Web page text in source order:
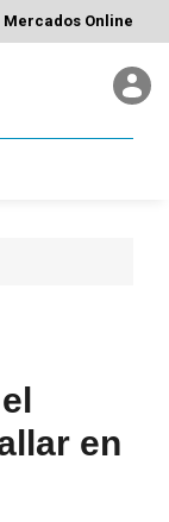
Mercados Online
en